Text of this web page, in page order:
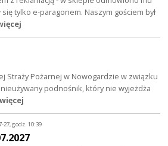
tylko e-paragonem. Naszym gościem był
Straży Pożarnej w Nowogardzie w związku
podnośnik, który nie wyjeżdża
27, godz. 10:39